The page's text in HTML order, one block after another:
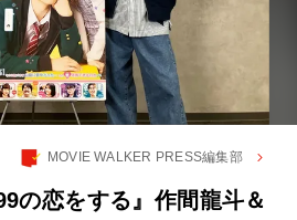
MOVIE WALKER PRESS編集部
の恋をする』作間龍斗＆